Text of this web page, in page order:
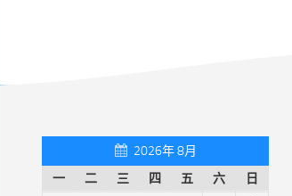
2026年 8月
一
二 三 四 五 六
日